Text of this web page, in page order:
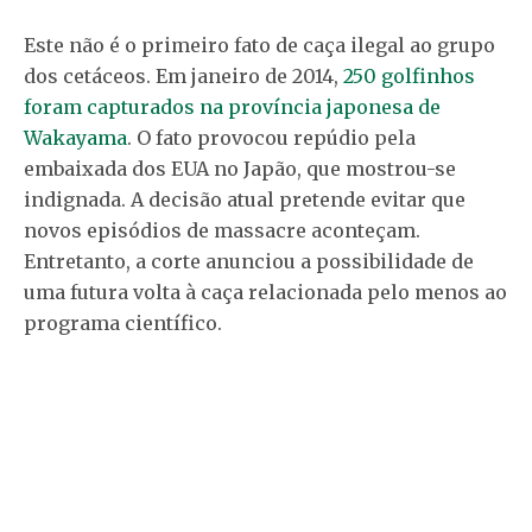
Este não é o primeiro fato de caça ilegal ao grupo
dos cetáceos. Em janeiro de 2014, 250 golfinhos
foram capturados na província japonesa de
Wakayama. O fato provocou repúdio pela
embaixada dos EUA no Japão, que mostrou-se
indignada. A decisão atual pretende evitar que
novos episódios de massacre aconteçam.
Entretanto, a corte anunciou a possibilidade de
uma futura volta à caça relacionada pelo menos ao
programa científico.